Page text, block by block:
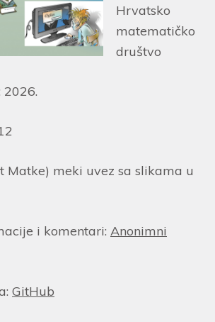
Hrvatsko
matematičko
društvo
2026.
Matke) meki uvez sa slikama u
i komentari: Anonimni
GitHub